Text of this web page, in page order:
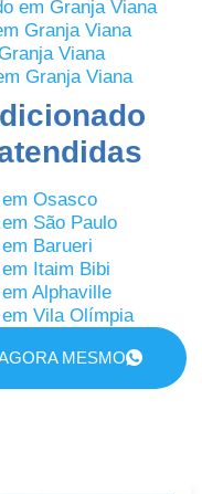
em Granja Viana
Granja Viana
Viana
Granja Viana
Osasco
São Paulo
Barueri
Itaim Bibi
Alphaville
Vila Olímpia
MESMO